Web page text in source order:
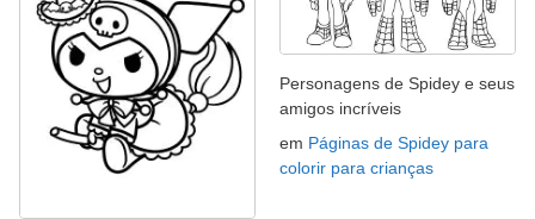
Personagens de Spidey e seus
amigos incríveis
em Páginas de Spidey para
colorir para crianças